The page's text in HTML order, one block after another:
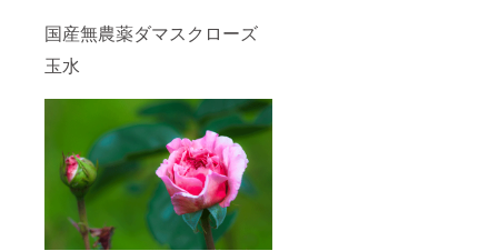
国産無農薬ダマスクローズ
玉水